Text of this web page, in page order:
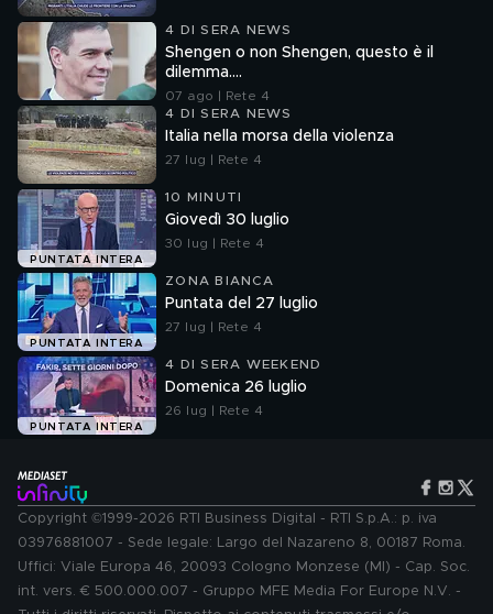
4 DI SERA NEWS
Shengen o non Shengen, questo è il
dilemma....
07 ago | Rete 4
4 DI SERA NEWS
Italia nella morsa della violenza
27 lug | Rete 4
PUNTATA INTERA
10 MINUTI
Giovedì 30 luglio
30 lug | Rete 4
PUNTATA INTERA
ZONA BIANCA
Puntata del 27 luglio
27 lug | Rete 4
PUNTATA INTERA
4 DI SERA WEEKEND
Domenica 26 luglio
26 lug | Rete 4
Copyright ©1999-2026 RTI Business Digital - RTI S.p.A.: p. iva
03976881007 - Sede legale: Largo del Nazareno 8, 00187 Roma.
Uffici: Viale Europa 46, 20093 Cologno Monzese (MI) - Cap. Soc.
int. vers. € 500.000.007 - Gruppo MFE Media For Europe N.V. -